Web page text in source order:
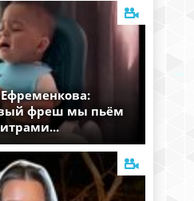
фреш мы пьём